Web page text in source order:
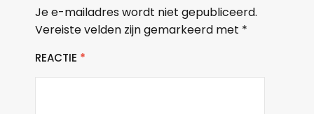
Je e-mailadres wordt niet gepubliceerd.
Vereiste velden zijn gemarkeerd met *
REACTIE *